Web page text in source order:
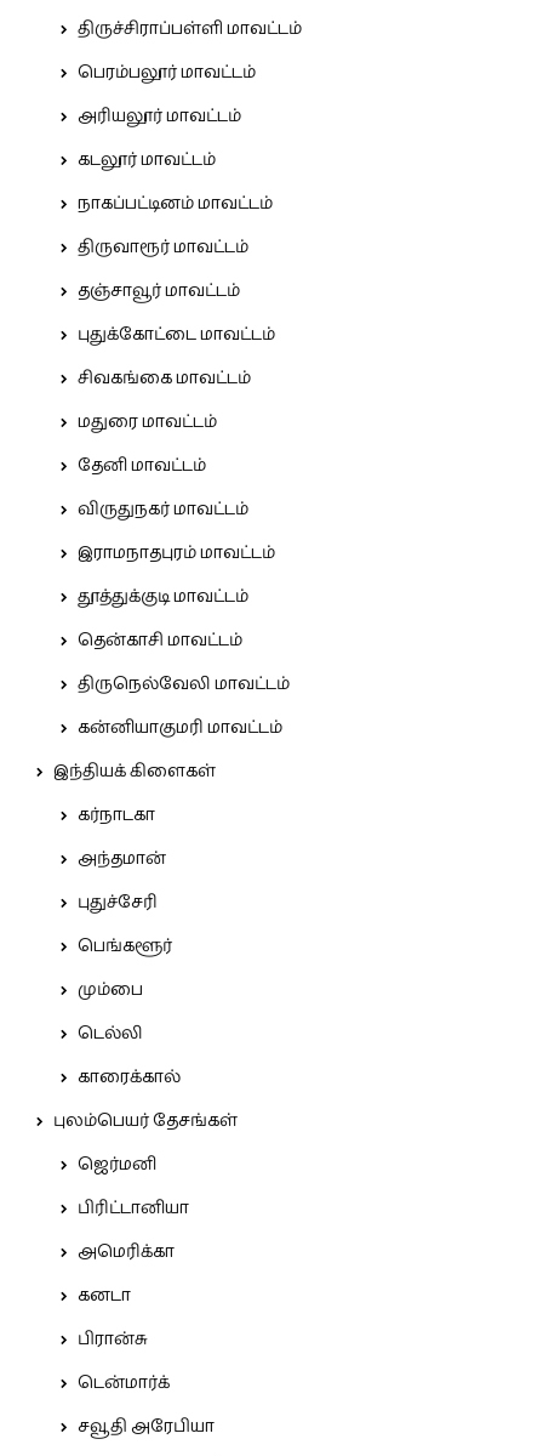
திருச்சிராப்பள்ளி மாவட்டம்
பெரம்பலூர் மாவட்டம்
அரியலூர் மாவட்டம்
கடலூர் மாவட்டம்
நாகப்பட்டினம் மாவட்டம்
திருவாரூர் மாவட்டம்
தஞ்சாவூர் மாவட்டம்
புதுக்கோட்டை மாவட்டம்
சிவகங்கை மாவட்டம்
மதுரை மாவட்டம்
தேனி மாவட்டம்
விருதுநகர் மாவட்டம்
இராமநாதபுரம் மாவட்டம்
தூத்துக்குடி மாவட்டம்
தென்காசி மாவட்டம்
திருநெல்வேலி மாவட்டம்
கன்னியாகுமரி மாவட்டம்
இந்தியக் கிளைகள்
கர்நாடகா
அந்தமான்
புதுச்சேரி
பெங்களூர்
மும்பை
டெல்லி
காரைக்கால்
புலம்பெயர் தேசங்கள்
ஜெர்மனி
பிரிட்டானியா
அமெரிக்கா
கனடா
பிரான்சு
டென்மார்க்
சவூதி அரேபியா